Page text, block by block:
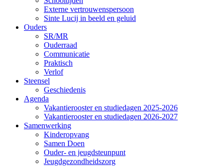
Externe vertrouwenspersoon
Sinte Lucij in beeld en geluid
Ouders
SR/MR
Ouderraad
Communicatie
Praktisch
Verlof
Steensel
Geschiedenis
Agenda
Vakantierooster en studiedagen 2025-2026
Vakantierooster en studiedagen 2026-2027
Samenwerking
Kinderopvang
Samen Doen
Ouder- en jeugdsteunpunt
Jeugdgezondheidszorg